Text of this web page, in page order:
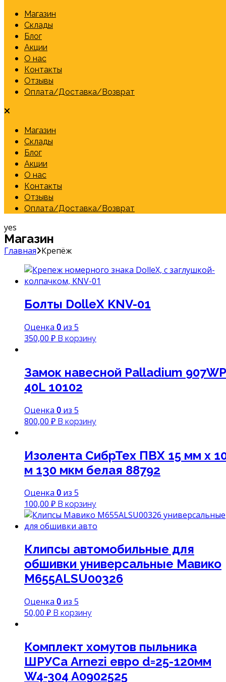
Магазин
Склады
Блог
Акции
О нас
Контакты
Отзывы
Оплата/Доставка/Возврат
Магазин
Склады
Блог
Акции
О нас
Контакты
Отзывы
Оплата/Доставка/Возврат
yes
Магазин
Главная Крепёж
Болты DolleХ KNV-01
Оценка 0 из 5
350,00 ₽ В корзину
Замок навесной Palladium
40L 10102
Оценка 0 из 5
800,00 ₽ В корзину
Изолента СибрТех ПВХ 15 мм х
м 130 мкм белая 88792
Оценка 0 из 5
100,00 ₽ В корзину
Клипсы автомобильные для
обшивки универсальные Мавико
M655ALSU00326
Оценка 0 из 5
50,00 ₽ В корзину
Комплект хомутов пыльника
ШРУСа Arnezi евро d=25-120мм
W4-304 A0902525